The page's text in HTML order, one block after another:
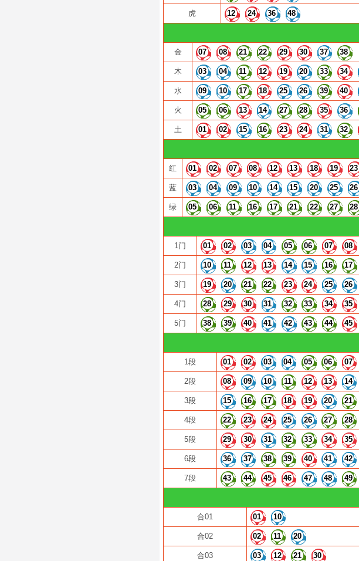
虎 12 24 36 48
金 07 08 21 22 29 30 37 38
木 03 04 11 12 19 20 33 34
水 09 10 17 18 25 26 39 40
火 05 06 13 14 27 28 35 36
土 01 02 15 16 23 24 31 32
红 01 02 07 08 12 13 18 19 23
蓝 03 04 09 10 14 15 20 25 26
绿 05 06 11 16 17 21 22 27 28
1门 01 02 03 04 05 06 07 08
2门 10 11 12 13 14 15 16 17
3门 19 20 21 22 23 24 25 26
4门 28 29 30 31 32 33 34 35
5门 38 39 40 41 42 43 44 45
1段 01 02 03 04 05 06 07
2段 08 09 10 11 12 13 14
3段 15 16 17 18 19 20 21
4段 22 23 24 25 26 27 28
5段 29 30 31 32 33 34 35
6段 36 37 38 39 40 41 42
7段 43 44 45 46 47 48 49
合01 01 10
合02 02 11 20
合03 03 12 21 30